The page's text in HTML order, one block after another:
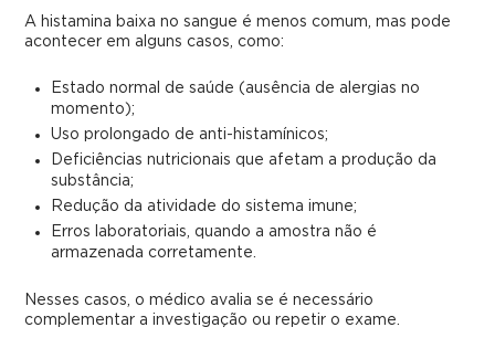
A histamina baixa no sangue é menos comum, mas pode
acontecer em alguns casos, como:
Estado normal de saúde (ausência de alergias no
momento);
Uso prolongado de anti-histamínicos;
Deficiências nutricionais que afetam a produção da
substância;
Redução da atividade do sistema imune;
Erros laboratoriais, quando a amostra não é
armazenada corretamente.
Nesses casos, o médico avalia se é necessário
complementar a investigação ou repetir o exame.